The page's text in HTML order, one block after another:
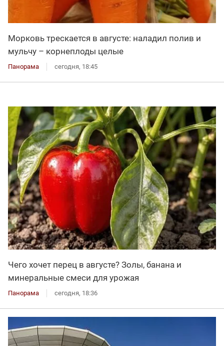
Морковь трескается в августе: наладил полив и
мульчу – корнеплоды целые
Панорама сегодня, 18:45
Чего хочет перец в августе? Золы, банана и
минеральные смеси для урожая
Панорама сегодня, 18:36